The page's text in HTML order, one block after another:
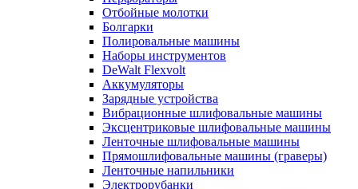
Отбойные молотки
Болгарки
Полировальные машины
Наборы инструментов
DeWalt Flexvolt
Аккумуляторы
Зарядные устройства
Вибрационные шлифовальные машины
Эксцентриковые шлифовальные машины
Ленточные шлифовальные машины
Прямошлифовальные машины (граверы)
Ленточные напильники
Электрорубанки